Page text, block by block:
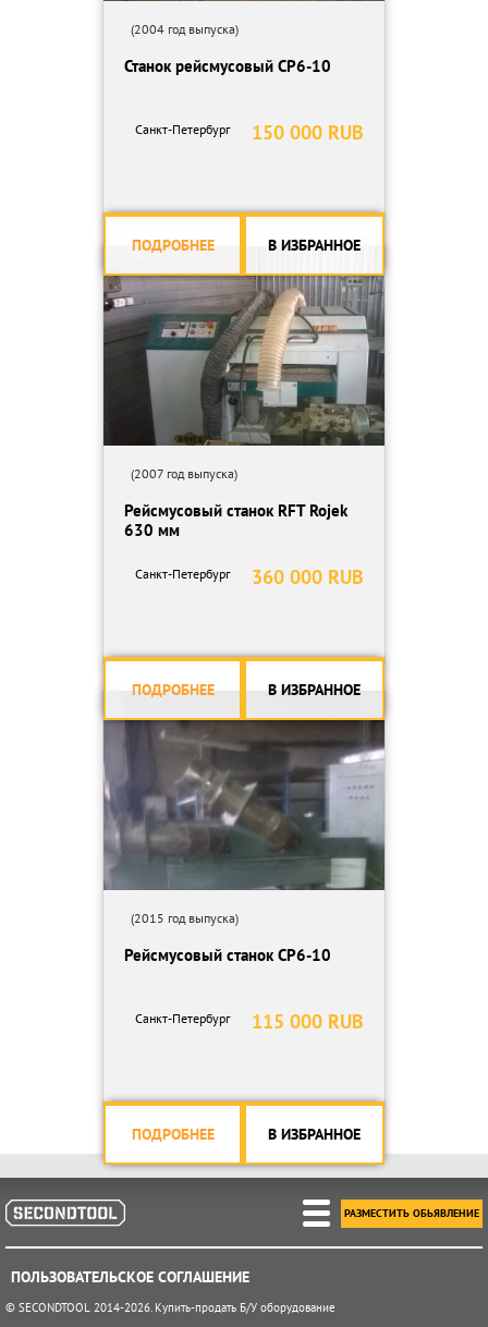
(2004 год выпуска)
Станок рейсмусовый СР6-10
150 000 RUB
Санкт-Петербург
ПОДРОБНЕЕ В ИЗБРАННОЕ
(2007 год выпуска)
Рейсмусовый станок RFT Rojek
630 мм
360 000 RUB
Санкт-Петербург
ПОДРОБНЕЕ В ИЗБРАННОЕ
(2015 год выпуска)
Рейсмусовый станок СР6-10
115 000 RUB
Санкт-Петербург
ПОДРОБНЕЕ В ИЗБРАННОЕ
ПОЛЬЗОВАТЕЛЬСКОЕ СОГЛАШЕНИЕ
РАЗМЕСТИТЬ ОБЬЯВЛЕНИЕ
© SECONDTOOL 2014-2026. Купить-продать Б/У оборудование